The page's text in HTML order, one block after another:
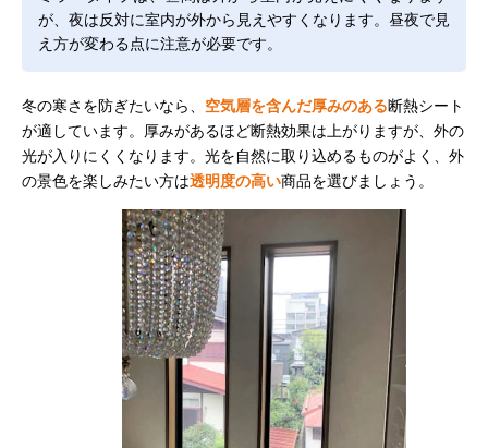
が、夜は反対に室内が外から見えやすくなります。昼夜で見
え方が変わる点に注意が必要です。
冬の寒さを防ぎたいなら、 空気層を含んだ厚みのある断熱シート
が適しています。厚みがあるほど断熱効果は上がりますが、外の
光が入りにくくなります。光を自然に取り込めるものがよく、外
の景色を楽しみたい方は透明度の高い商品を選びましょう。